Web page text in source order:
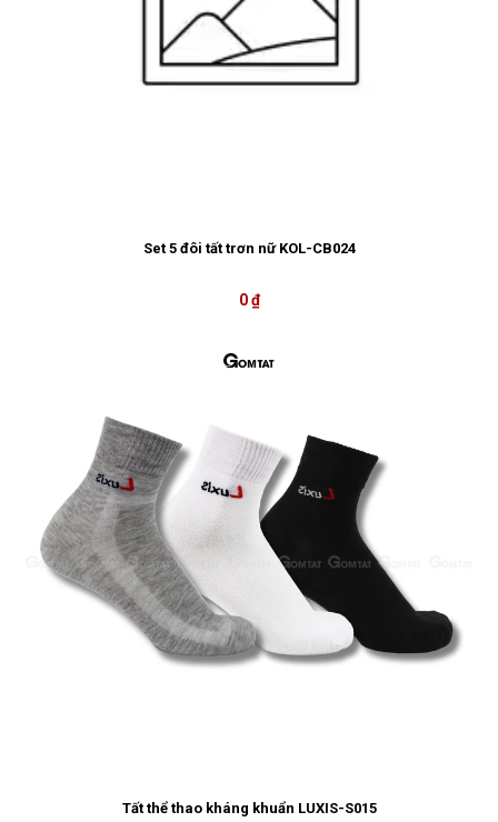
Set 5 đôi tất trơn nữ KOL-CB024
0 ₫
Tất thể thao kháng khuẩn LUXIS-S015